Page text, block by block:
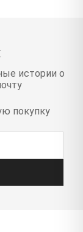
истории о
покупку